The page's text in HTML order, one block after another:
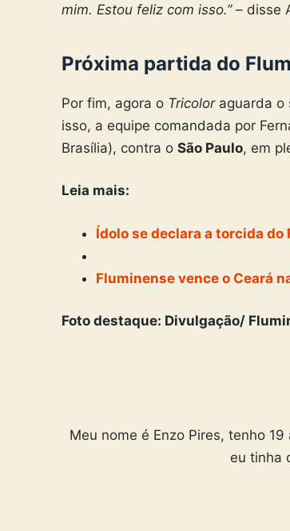
mim. Estou feliz com isso.”– disse
Próxima partida do
Por fim, agora o Tricoloraguarda o
isso, a equipe comandada por
Brasília), contra o São Paulo, em
Leia mais:
Ídolo se declara a torcida do
Fluminense vence o Ceará
Foto destaque: Divulgação/
Meu nome é Enzo Pires, tenho
eu tinha